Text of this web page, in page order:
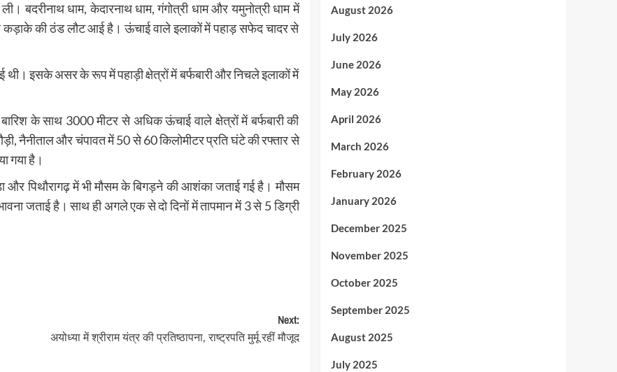
ली।बदरीनाथ धाम,केदारनाथ धाम,गंगोत्री धामऔरयमुनोत्री धाममें
कड़ाके की ठंड लौट आई है। ऊंचाई वाले इलाकों में पहाड़ सफेद चादर से
थी। इसके असर के रूप में पहाड़ी क्षेत्रों में बर्फबारी और निचले इलाकों में
के साथ 3000 मीटर से अधिक ऊंचाई वाले क्षेत्रों में बर्फबारी की
,नैनीतालऔरचंपावतमें 50 से 60 किलोमीटर प्रति घंटे की रफ्तार से
गया है।
औरपिथौरागढ़में भी मौसम के बिगड़ने की आशंका जताई गई है। मौसम
जताई है। साथ ही अगले एक से दो दिनों में तापमान में 3 से 5 डिग्री
Next:
अयोध्या में श्रीराम यंत्र की प्रतिष्ठापना, राष्ट्रपति मुर्मू रहीं मौजूद
August 2026
July 2026
June 2026
May 2026
April 2026
March 2026
February 2026
January 2026
December 2025
November 2025
October 2025
September 2025
August 2025
July 2025